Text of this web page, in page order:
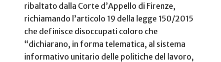
ribaltato dalla Corte d’Appello di Firenze,
richiamando l’articolo 19 della legge 150/2015
che definisce disoccupati coloro che
“dichiarano, in forma telematica, al sistema
informativo unitario delle politiche del lavoro,